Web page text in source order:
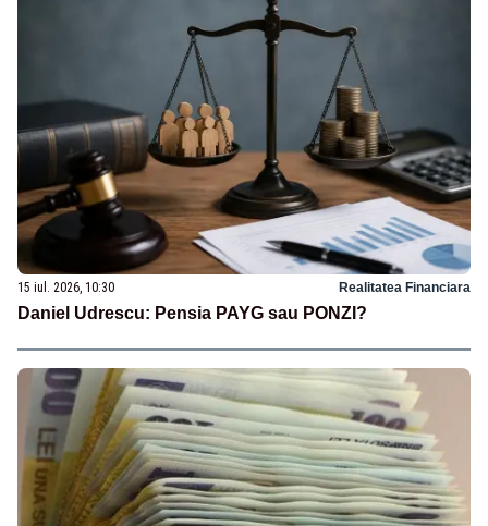
15 iul. 2026, 10:30 Realitatea Financiara
Daniel Udrescu: Pensia PAYG sau PONZI?